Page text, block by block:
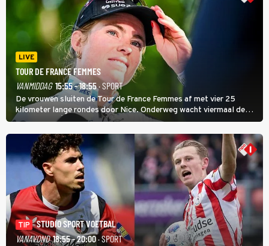
LIVE
TOUR DE FRANCE FEMMES
VANMIDDAG 15:55 - 18:55· SPORT
De vrouwen sluiten de Tour de France Femmes af met vier 25
kilometer lange rondes door Nice. Onderweg wacht viermaal de
zware Col d'Èze. Aan de finish op de Promenade des Anglais krijgt
de eindwinnaar de laatste gele trui.
TIP
STUDIO SPORT VOETBAL
VANAVOND 18:55 - 20:00· SPORT